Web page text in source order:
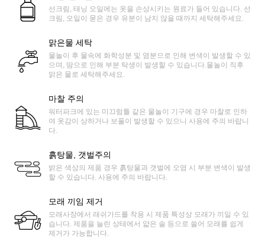
선크림, 태닝 오일에는 옷을 손상시키는 원료가 들어 있습니다. 선
크림, 오일이 묻은 경우 유분이 남지 않을 때까지 세탁해주세요.
맑은물 세탁
물놀이 후 물속에 화학성분 및 염분으로 인해 변색이 발생할 수 있
으며, 땀으로 인해 부분 탁생이 발생할 수 있습니다.물놀이 직후
맑은 물로 세탁해주세요.
마찰 주의
워터파크에 있는 미끄럼틀 같은 물놀이 기구에 경우 마찰로 인하
여 옷감이 상하거나 보풀이 발생할 수 있으니 사용에 주의 바랍니
다.
흙탕물, 갯벌주의
밝은 색상의 제품 경우 흙탕물과 갯벌에 오염 시 부분 변색이 발생
할 수 있습니다. 사용에 주의 바랍니다.
모래 끼임 제거
모래사장에서 래쉬가드를 착용 시 제품 특성상 모래가 끼일 수 있
습니다. 제품을 늘린 상태에서 얇은 솔 등으로 쓸어 모래를 쉽게
제거가 가능합니다.